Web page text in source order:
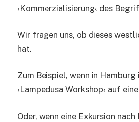
›Kommerzialisierung‹ des
Wir fragen uns, ob dieses
hat.
Zum Beispiel, wenn in
›Lampedusa Workshop‹ auf
Oder, wenn eine Exkursion